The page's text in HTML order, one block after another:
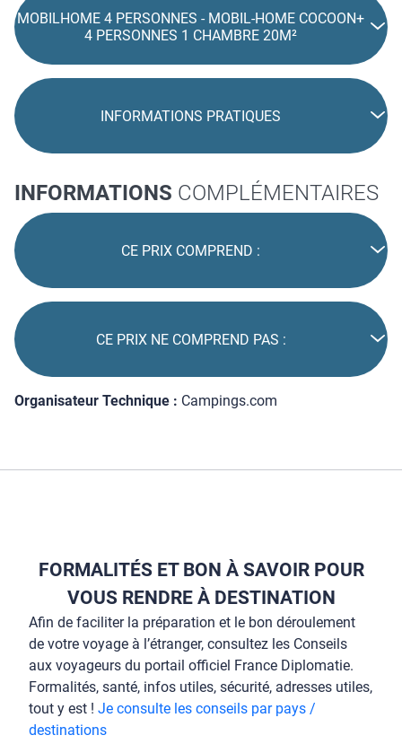
MOBILHOME 4 PERSONNES - MOBIL-HOME COCOON+
4 PERSONNES 1 CHAMBRE 20M²
INFORMATIONS PRATIQUES
INFORMATIONS COMPLÉMENTAIRES
CE PRIX COMPREND :
CE PRIX NE COMPREND PAS :
Organisateur Technique : Campings.com
FORMALITÉS ET BON À SAVOIR POUR
VOUS RENDRE À DESTINATION
Afin de faciliter la préparation et le bon déroulement
de votre voyage à l’étranger, consultez les Conseils
aux voyageurs du portail officiel France Diplomatie.
Formalités, santé, infos utiles, sécurité, adresses utiles,
tout y est ! Je consulte les conseils par pays /
destinations